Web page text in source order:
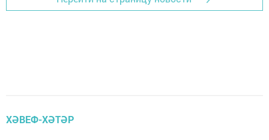
ХӘВЕФ-ХӘТӘР